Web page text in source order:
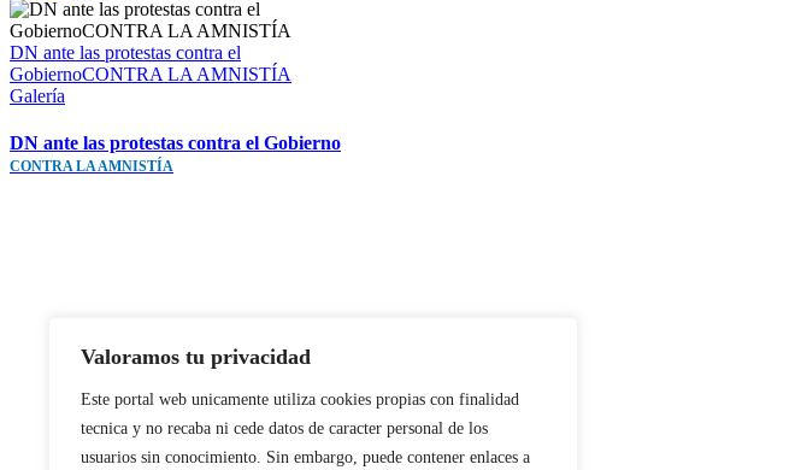
Valoramos tu privacidad
Este portal web unicamente utiliza cookies propias con finalidad
tecnica y no recaba ni cede datos de caracter personal de los
usuarios sin conocimiento. Sin embargo, puede contener enlaces a
DN ante las protestas contra el
GobiernoCONTRA LA AMNISTÍA
Galería
DN ante las protestas contra el Gobierno
CONTRA LA AMNISTÍA